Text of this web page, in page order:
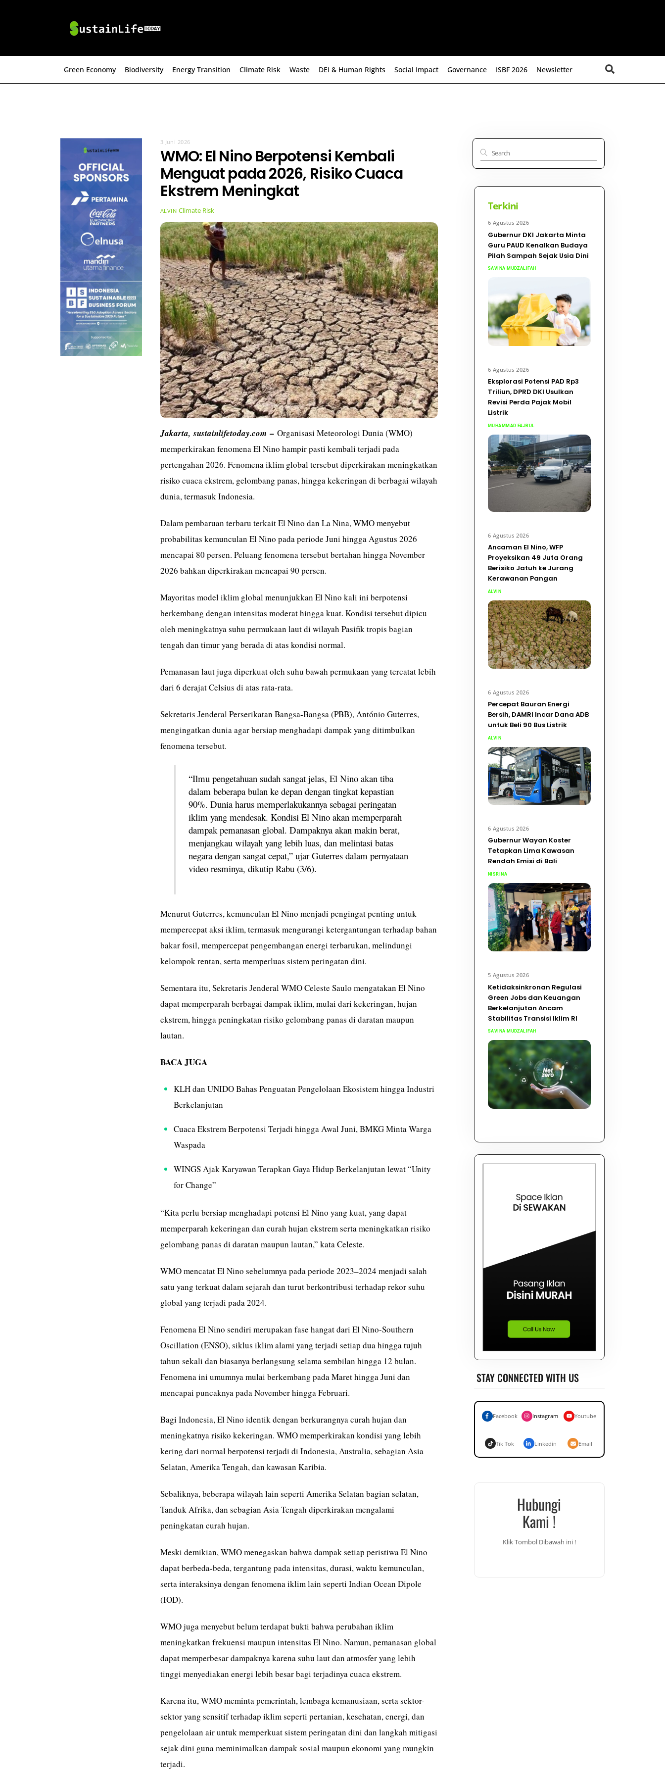
Green Economy Biodiversity Energy Transition Climate Risk Waste DEI & Human Rights Social Impact Governance ISBF 2026 Newsletter
3 Juni 2026
WMO: El Nino Berpotensi Kembali
Menguat pada 2026, Risiko Cuaca
Ekstrem Meningkat
ALVIN Climate Risk
Jakarta,sustainlifetoday.com –Organisasi Meteorologi Dunia (WMO)
memperkirakan fenomena El Nino hampir pasti kembali terjadi pada
pertengahan 2026. Fenomena iklim global tersebut diperkirakan meningkatkan
risiko cuaca ekstrem, gelombang panas, hingga kekeringan di berbagai wilayah
dunia, termasuk Indonesia.
Dalam pembaruan terbaru terkait El Nino dan La Nina, WMO menyebut
probabilitas kemunculan El Nino pada periode Juni hingga Agustus 2026
mencapai 80 persen. Peluang fenomena tersebut bertahan hingga November
2026 bahkan diperkirakan mencapai 90 persen.
Mayoritas model iklim global menunjukkan El Nino kali ini berpotensi
berkembang dengan intensitas moderat hingga kuat. Kondisi tersebut dipicu
oleh meningkatnya suhu permukaan laut di wilayah Pasifik tropis bagian
tengah dan timur yang berada di atas kondisi normal.
Pemanasan laut juga diperkuat oleh suhu bawah permukaan yang tercatat lebih
dari 6 derajat Celsius di atas rata-rata.
Sekretaris Jenderal Perserikatan Bangsa-Bangsa (PBB), António Guterres,
mengingatkan dunia agar bersiap menghadapi dampak yang ditimbulkan
fenomena tersebut.
“Ilmu pengetahuan sudah sangat jelas, El Nino akan tiba
dalam beberapa bulan ke depan dengan tingkat kepastian
90%. Dunia harus memperlakukannya sebagai peringatan
iklim yang mendesak. Kondisi El Nino akan memperparah
dampak pemanasan global. Dampaknya akan makin berat,
menjangkau wilayah yang lebih luas, dan melintasi batas
negara dengan sangat cepat,” ujar Guterres dalam pernyataan
video resminya, dikutip Rabu (3/6).
Menurut Guterres, kemunculan El Nino menjadi pengingat penting untuk
mempercepat aksi iklim, termasuk mengurangi ketergantungan terhadap bahan
bakar fosil, mempercepat pengembangan energi terbarukan, melindungi
kelompok rentan, serta memperluas sistem peringatan dini.
Sementara itu, Sekretaris Jenderal WMO Celeste Saulo mengatakan El Nino
dapat memperparah berbagai dampak iklim, mulai dari kekeringan, hujan
ekstrem, hingga peningkatan risiko gelombang panas di daratan maupun
lautan.
BACA JUGA
KLH dan UNIDO Bahas Penguatan Pengelolaan Ekosistem hingga Industri
Berkelanjutan
Cuaca Ekstrem Berpotensi Terjadi hingga Awal Juni, BMKG Minta Warga
Waspada
WINGS Ajak Karyawan Terapkan Gaya Hidup Berkelanjutan lewat “Unity
for Change”
“Kita perlu bersiap menghadapi potensi El Nino yang kuat, yang dapat
memperparah kekeringan dan curah hujan ekstrem serta meningkatkan risiko
gelombang panas di daratan maupun lautan,” kata Celeste.
WMO mencatat El Nino sebelumnya pada periode 2023–2024 menjadi salah
satu yang terkuat dalam sejarah dan turut berkontribusi terhadap rekor suhu
global yang terjadi pada 2024.
Fenomena El Nino sendiri merupakan fase hangat dari El Nino-Southern
Oscillation (ENSO), siklus iklim alami yang terjadi setiap dua hingga tujuh
tahun sekali dan biasanya berlangsung selama sembilan hingga 12 bulan.
Fenomena ini umumnya mulai berkembang pada Maret hingga Juni dan
mencapai puncaknya pada November hingga Februari.
Bagi Indonesia, El Nino identik dengan berkurangnya curah hujan dan
meningkatnya risiko kekeringan. WMO memperkirakan kondisi yang lebih
kering dari normal berpotensi terjadi di Indonesia, Australia, sebagian Asia
Selatan, Amerika Tengah, dan kawasan Karibia.
Sebaliknya, beberapa wilayah lain seperti Amerika Selatan bagian selatan,
Tanduk Afrika, dan sebagian Asia Tengah diperkirakan mengalami
peningkatan curah hujan.
Meski demikian, WMO menegaskan bahwa dampak setiap peristiwa El Nino
dapat berbeda-beda, tergantung pada intensitas, durasi, waktu kemunculan,
serta interaksinya dengan fenomena iklim lain seperti Indian Ocean Dipole
(IOD).
WMO juga menyebut belum terdapat bukti bahwa perubahan iklim
meningkatkan frekuensi maupun intensitas El Nino. Namun, pemanasan global
dapat memperbesar dampaknya karena suhu laut dan atmosfer yang lebih
tinggi menyediakan energi lebih besar bagi terjadinya cuaca ekstrem.
Karena itu, WMO meminta pemerintah, lembaga kemanusiaan, serta sektor-
sektor yang sensitif terhadap iklim seperti pertanian, kesehatan, energi, dan
pengelolaan air untuk memperkuat sistem peringatan dini dan langkah mitigasi
sejak dini guna meminimalkan dampak sosial maupun ekonomi yang mungkin
terjadi.
Terkini
6 Agustus 2026
Gubernur DKI Jakarta Minta
Guru PAUD Kenalkan Budaya
Pilah Sampah Sejak Usia Dini
SAVINA MUDZALIFAH
6 Agustus 2026
Eksplorasi Potensi PAD Rp3
Triliun, DPRD DKI Usulkan
Revisi Perda Pajak Mobil
Listrik
MUHAMMAD FAJRUL
6 Agustus 2026
Ancaman El Nino, WFP
Proyeksikan 49 Juta Orang
Berisiko Jatuh ke Jurang
Kerawanan Pangan
ALVIN
6 Agustus 2026
Percepat Bauran Energi
Bersih, DAMRI Incar Dana ADB
untuk Beli 90 Bus Listrik
ALVIN
6 Agustus 2026
Gubernur Wayan Koster
Tetapkan Lima Kawasan
Rendah Emisi di Bali
NISRINA
5 Agustus 2026
Ketidaksinkronan Regulasi
Green Jobs dan Keuangan
Berkelanjutan Ancam
Stabilitas Transisi Iklim RI
SAVINA MUDZALIFAH
STAY CONNECTED WITH US
Facebook Instagram Youtube
Tik Tok Linkedin Email
Hubungi
Kami !
Klik Tombol Dibawah ini !